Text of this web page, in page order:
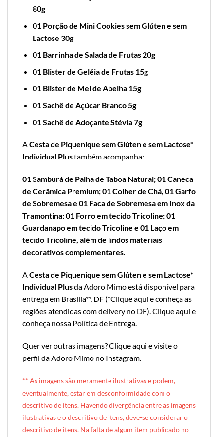
80g
01 Porção de Mini Cookies sem Glúten e sem
Lactose 30g
01 Barrinha de Salada de Frutas 20g
01 Blister de Geléia de Frutas 15g
01 Blister de Mel de Abelha 15g
01 Sachê de Açúcar Branco 5g
01 Sachê de Adoçante Stévia 7g
ACesta de Piquenique sem Glúten e sem Lactose*
Individual Plustambém acompanha:
01 Samburá de Palha de Taboa Natural; 01 Caneca
de Cerâmica Premium; 01 Colher de Chá, 01 Garfo
de Sobremesa e 01 Faca de Sobremesa em Inox da
Tramontina; 01 Forro em tecido Tricoline; 01
Guardanapo em tecido Tricoline e 01 Laço em
tecido Tricoline, além de lindos materiais
decorativos complementares.
ACesta de Piquenique sem Glúten e sem Lactose*
Individual Plusda Adoro Mimo está disponível para
entrega em Brasília**, DF (*Clique aqui e conheça as
regiões atendidas com delivery no DF).Clique aqui e
conheça nossa Política de Entrega.
Quer ver outras imagens?Clique aqui e visite o
perfil da Adoro Mimo no Instagram
** As imagens são meramente ilustrativas e podem,
eventualmente, estar em desconformidade com o
descritivo de itens. Havendo divergência entre as imagens
ilustrativas e o descritivo de itens, deve-se considerar o
descritivo de itens. Na falta de algum item publicado no